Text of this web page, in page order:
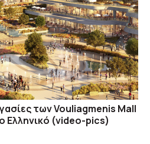
των Vouliagmenis Mall
Ελληνικό (video-pics)